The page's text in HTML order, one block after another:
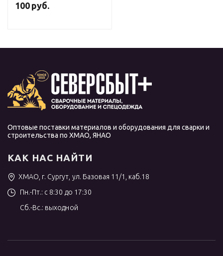
100 руб.
Оптовые поставки материалов и оборудования для сварки и
строительства по ХМАО, ЯНАО
КАК НАС НАЙТИ
ХМАО, г. Сургут, ул. Базовая 11/1, каб.18
Пн.-Пт.: с 8:30 до 17:30
Сб.-Вс.: выходной